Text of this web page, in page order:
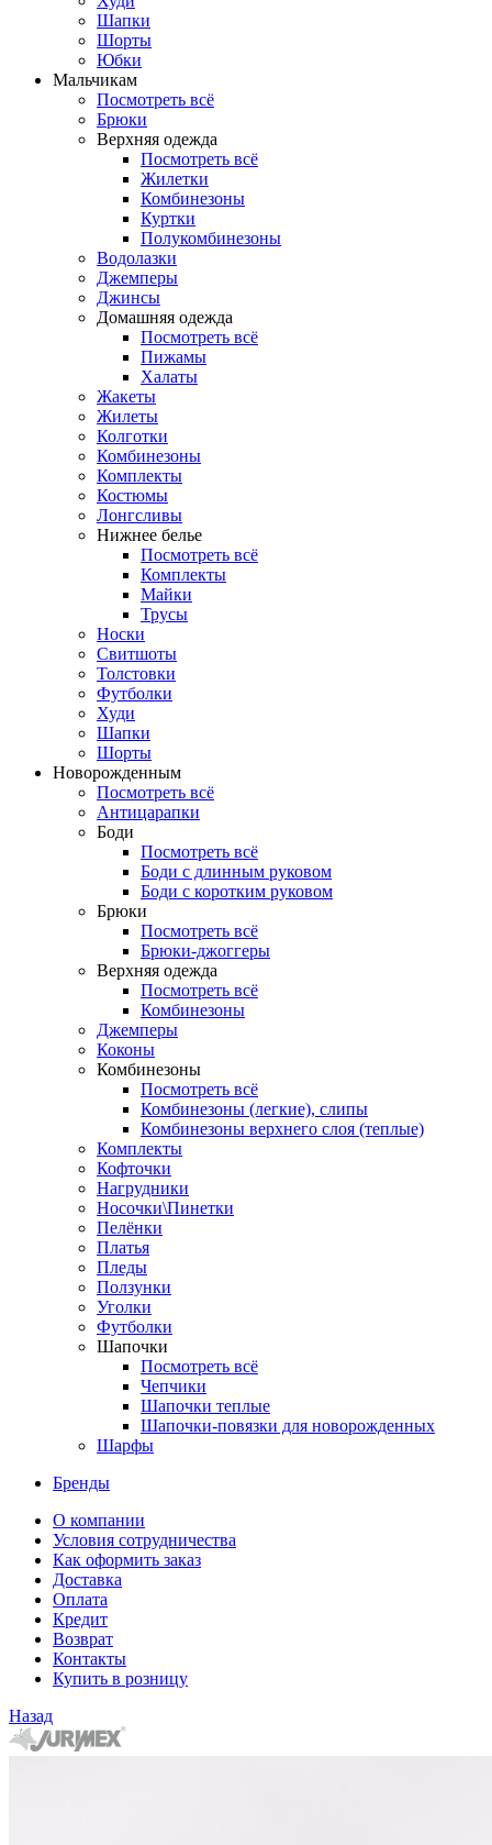
Шапки
Шорты
Юбки
Мальчикам
Посмотреть всё
Брюки
Верхняя одежда
Посмотреть всё
Жилетки
Комбинезоны
Куртки
Полукомбинезоны
Водолазки
Джемперы
Джинсы
Домашняя одежда
Посмотреть всё
Пижамы
Халаты
Жакеты
Жилеты
Колготки
Комбинезоны
Комплекты
Костюмы
Лонгсливы
Нижнее белье
Посмотреть всё
Комплекты
Майки
Трусы
Носки
Свитшоты
Толстовки
Футболки
Худи
Шапки
Шорты
Новорожденным
Посмотреть всё
Антицарапки
Боди
Посмотреть всё
Боди с длинным руковом
Боди с коротким руковом
Брюки
Посмотреть всё
Брюки-джоггеры
Верхняя одежда
Посмотреть всё
Комбинезоны
Джемперы
Коконы
Комбинезоны
Посмотреть всё
Комбинезоны (легкие), слипы
Комбинезоны верхнего слоя (теплые)
Комплекты
Кофточки
Нагрудники
Носочки\Пинетки
Пелёнки
Платья
Пледы
Ползунки
Уголки
Футболки
Шапочки
Посмотреть всё
Чепчики
Шапочки теплые
Шапочки-повязки для новорожденных
Шарфы
Бренды
О компании
Условия сотрудничества
Как оформить заказ
Доставка
Оплата
Кредит
Возврат
Контакты
Купить в розницу
Назад